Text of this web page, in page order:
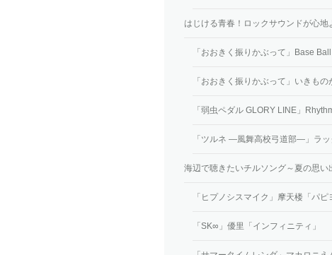
はじける青春！ロックサウンドが心地
「おおきく振りかぶって」Base
「おおきく振りかぶって」いきもの
「弱虫ペダル GLORY LINE」
「ツルネ ―風舞高校弓道部―」ラッ
海辺で聴きたいチルソング～夏の思い
「ヒプノシスマイク」摩天楼「パピ
「SK∞」優里「インフィニティ」